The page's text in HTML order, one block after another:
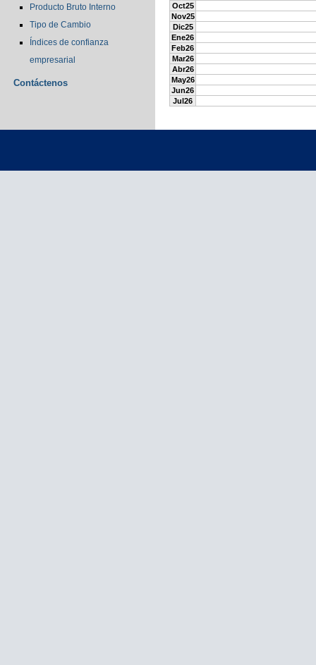
Producto Bruto Interno
Tipo de Cambio
Índices de confianza
empresarial
Contáctenos
Oct25
Nov25
Dic25
Ene26
Feb26
Mar26
Abr26
May26
Jun26
Jul26